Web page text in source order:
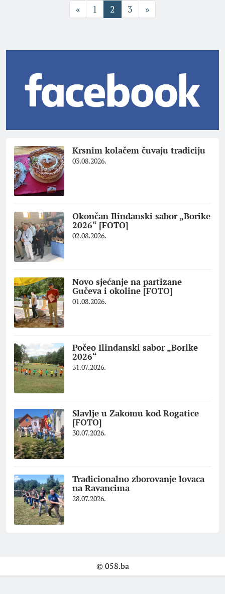
« 1 2 3 »
Krsnim kolačem čuvaju tradiciju
03.08.2026.
Okončan Ilindanski sabor „Borike
2026“ [FOTO]
02.08.2026.
Novo sjećanje na partizane
Gučeva i okoline [FOTO]
01.08.2026.
Počeo Ilindanski sabor „Borike
2026“
31.07.2026.
Slavlje u Zakomu kod Rogatice
[FOTO]
30.07.2026.
Tradicionalno zborovanje lovaca
na Ravancima
28.07.2026.
© 058.ba